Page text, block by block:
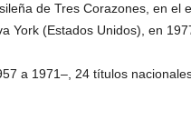
de Tres Corazones, en el
York (Estados Unidos), en
a 1971–, 24 títulos